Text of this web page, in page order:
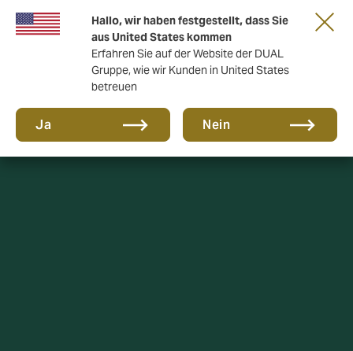
Hallo, wir haben festgestellt, dass Sie
aus United States kommen
Erfahren Sie auf der Website der DUAL
Gruppe, wie wir Kunden in United States
betreuen
Ja Nein
Gemeinsam in die nächste Runde. Renew
with us